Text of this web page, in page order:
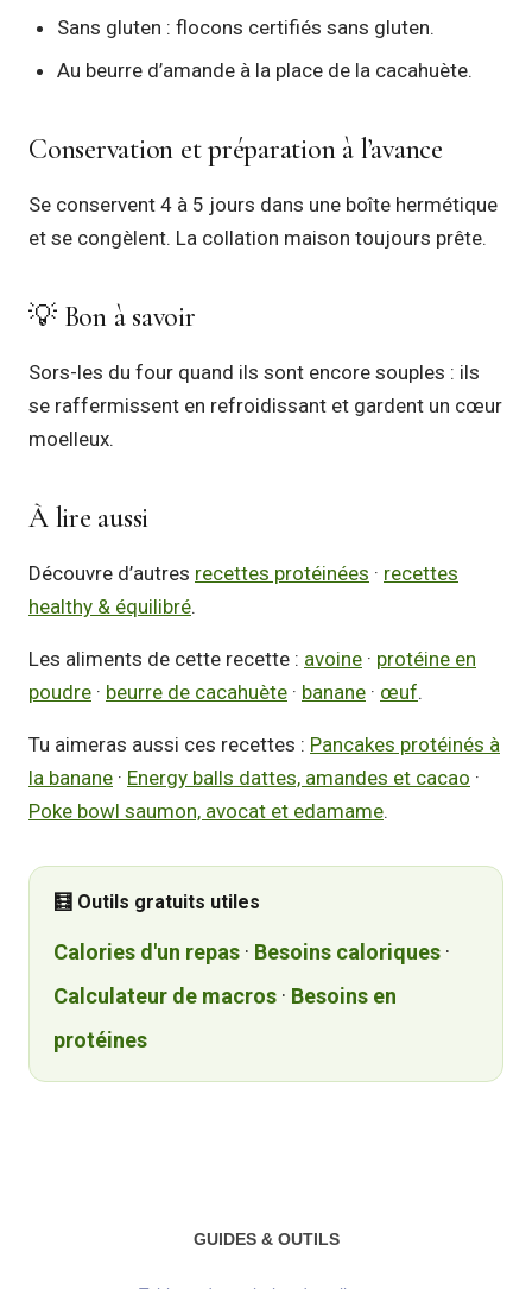
Sans gluten : flocons certifiés sans gluten.
Au beurre d’amande à la place de la cacahuète.
Conservation et préparation à l’avance
Se conservent 4 à 5 jours dans une boîte hermétique
et se congèlent. La collation maison toujours prête.
💡 Bon à savoir
Sors-les du four quand ils sont encore souples : ils
se raffermissent en refroidissant et gardent un cœur
moelleux.
À lire aussi
Découvre d’autres recettes protéinées · recettes
healthy & équilibré.
Les aliments de cette recette : avoine · protéine en
poudre · beurre de cacahuète · banane · œuf.
Tu aimeras aussi ces recettes : Pancakes protéinés à
la banane · Energy balls dattes, amandes et cacao ·
Poke bowl saumon, avocat et edamame.
🧮 Outils gratuits utiles
Calories d'un repas · Besoins caloriques ·
Calculateur de macros · Besoins en
protéines
GUIDES & OUTILS